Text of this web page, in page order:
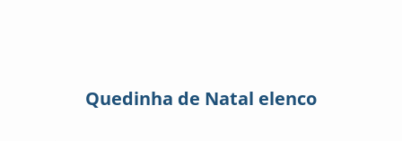
Quedinha de Natal elenco